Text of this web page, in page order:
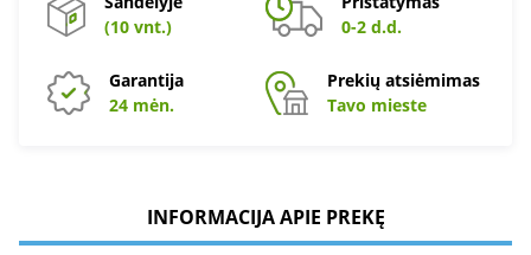
(10 vnt.)
0-2 d.d.
Garantija
24 mėn.
Prekių atsiėmimas
Tavo mieste
INFORMACIJA APIE PREKĘ